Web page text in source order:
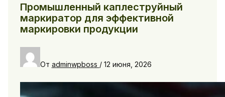
Промышленный каплеструйный
маркиратор для эффективной
маркировки продукции
От adminwpboss / 12 июня, 2026